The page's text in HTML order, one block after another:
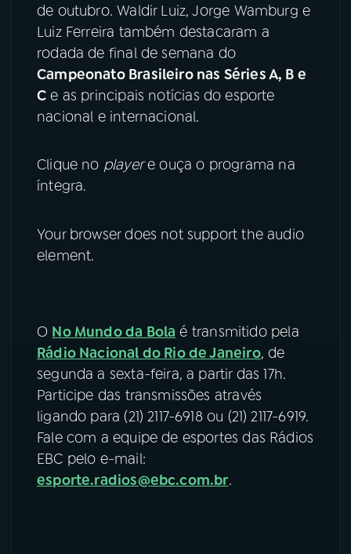
Instagram
TikTok
de outubro. Waldir Luiz, Jorge Wamburg e
Luiz Ferreira também destacaram a
rodada de final de semana do
Campeonato Brasileiro nas Séries A, B e
C e as principais notícias do esporte
nacional e internacional.
Clique no playere ouça o programa na
íntegra.
Your browser does not support the audio
element.
O No Mundo da Bola é transmitido pela
Rádio Nacional do Rio de Janeiro, de
segunda a sexta-feira, a partir das 17h.
Participe das transmissões através
ligando para (21) 2117-6918 ou (21) 2117-6919.
Fale com a equipe de esportes das Rádios
EBC pelo e-mail:
esporte.radios@ebc.com.br.